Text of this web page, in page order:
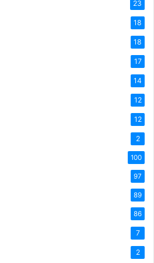
23
18
18
17
14
12
12
2
100
97
89
86
7
2